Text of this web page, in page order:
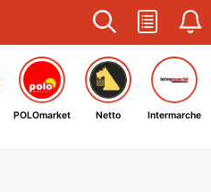
POLOmarket Netto Intermarche